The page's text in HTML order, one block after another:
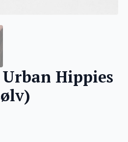
Hippies